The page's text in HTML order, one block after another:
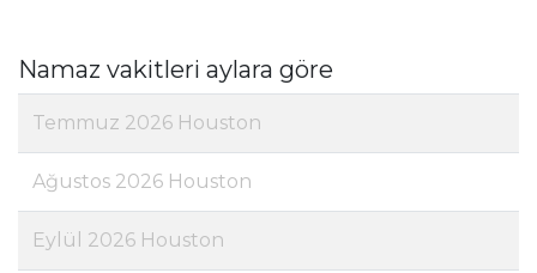
Namaz vakitleri aylara göre
Temmuz 2026 Houston
Ağustos 2026 Houston
Eylül 2026 Houston